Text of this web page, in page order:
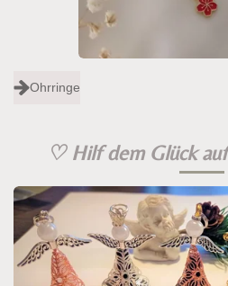
Ohrringe
♡ Hilf dem Glück